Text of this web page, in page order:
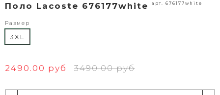
Поло Lacoste 676177white арт. 676177white
Размер
3XL
2490.00 руб 3490.00 руб